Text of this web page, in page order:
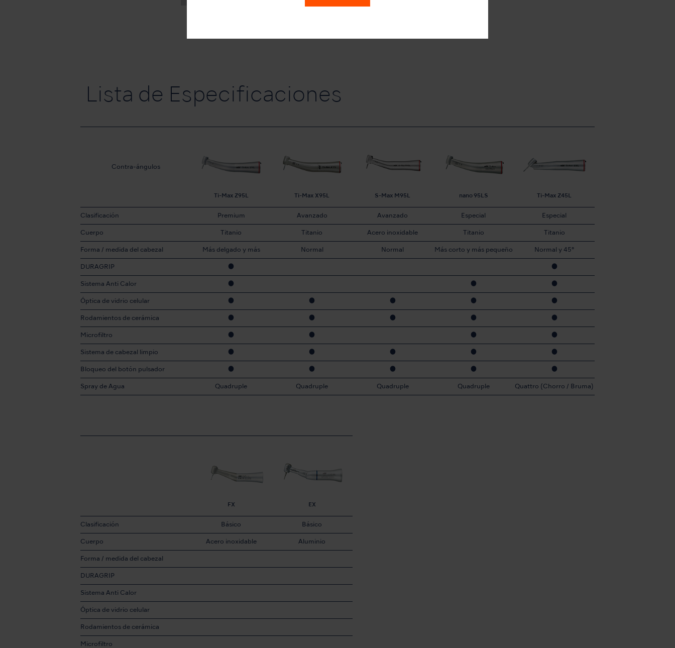
Lista de Especificaciones
Contra-ángulos
Clasificación
Cuerpo
Forma / medida del cabezal
DURAGRIP
Sistema Anti Calor
Óptica de vidrio celular
Rodamientos de cerámica
Microfiltro
Sistema de cabezal limpio
Bloqueo del botón pulsador
Spray de Agua
Clasificación
Cuerpo
Forma / medida del cabezal
DURAGRIP
Sistema Anti Calor
Óptica de vidrio celular
Rodamientos de cerámica
Microfiltro
Ti-Max Z95L
Premium
Titanio
Más delgado y más
pequeño
●
●
●
●
●
●
●
Quadruple
Ti-Max X95L
Avanzado
Titanio
Normal
●
●
●
●
●
Quadruple
S-Max M95L
Avanzado
Acero inoxidable
Normal
●
●
●
●
Quadruple
nano 95LS
Especial
Titanio
Más corto y más pequeño
●
●
●
●
●
●
Quadruple
Ti-Max Z45L
Especial
Titanio
Normal y 45°
●
●
●
●
●
●
●
Quattro (Chorro / Bruma)
FX
Básico
Acero inoxidable
EX
Básico
Aluminio